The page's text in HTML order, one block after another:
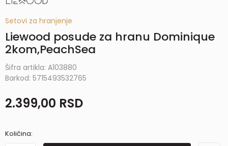
Setovi za hranjenje
Liewood posude za hranu Dominique
2kom,PeachSea
Šifra artikla: A103880
Barkod: 5715493532765
2.399,00 RSD
Količina: